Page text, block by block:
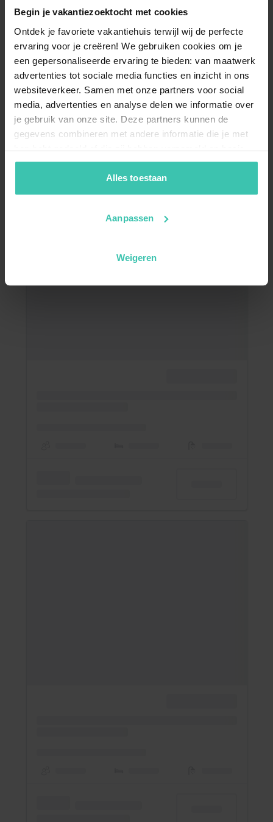
Begin je vakantiezoektocht met cookies
Ontdek je favoriete vakantiehuis terwijl wij de perfecte
ervaring voor je creëren! We gebruiken cookies om je
een gepersonaliseerde ervaring te bieden: van maatwerk
advertenties tot sociale media functies en inzicht in ons
websiteverkeer. Samen met onze partners voor social
media, advertenties en analyse delen we informatie over
je gebruik van onze site. Deze partners kunnen de
gegevens combineren met andere informatie die je met
hen hebt gedeeld of die zij hebben verzameld op basis
van je gebruik van hun diensten. Zo zorgen we ervoor dat
jouw vakantiezoektocht soepel en op maat verloopt!
Alles toestaan
Aanpassen
Weigeren